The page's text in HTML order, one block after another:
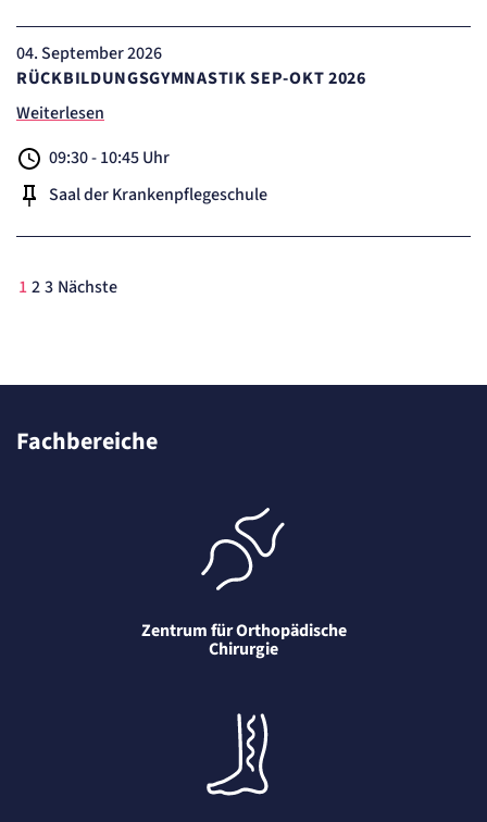
04. September 2026
RÜCKBILDUNGSGYMNASTIK SEP-OKT 2026
Weiterlesen
09:30 - 10:45 Uhr
Saal der Krankenpflegeschule
123 Nächste
Fachbereiche
Zentrum für Orthopädische
Chirurgie